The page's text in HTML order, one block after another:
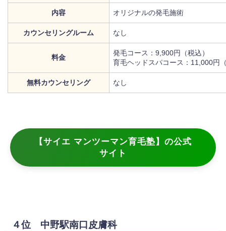
内容 オリジナルの発毛施術
カウンセリングルーム なし
料金
発毛コース：9,900円（税込）
育毛ヘッドスパコース：11,000円
無料カウンセリング なし
【サイエ マンツーマン育毛塾】の公式
サイト
４位 中野駅南口皮膚科